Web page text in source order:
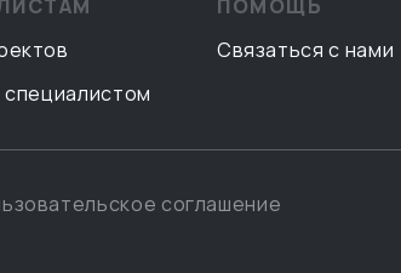
специалистом
ПОМОЩЬ
Связаться с нами
соглашение